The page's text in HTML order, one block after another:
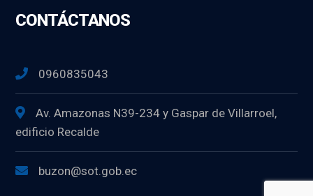
CONTÁCTANOS
0960835043
Av. Amazonas N39-234 y Gaspar de Villarroel,
edificio Recalde
buzon@sot.gob.ec